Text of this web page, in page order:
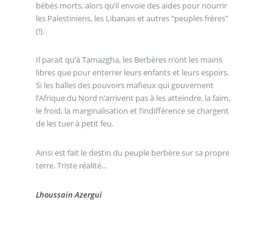
bébés morts, alors qu’il envoie des aides pour nourrir
les Palestiniens, les Libanais et autres "peuples frères"
(!).
Il parait qu’à Tamazgha, les Berbères n’ont les mains
libres que pour enterrer leurs enfants et leurs espoirs.
Si les balles des pouvoirs mafieux qui gouvernent
l’Afrique du Nord n’arrivent pas à les atteindre, la faim,
le froid, la marginalisation et l’indifférence se chargent
de les tuer à petit feu.
Ainsi est fait le destin du peuple berbère sur sa propre
terre. Triste réalité...
Lhoussain Azergui